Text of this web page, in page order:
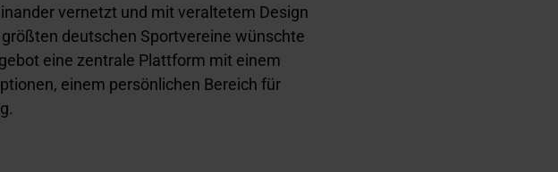
vernetzt und mit veraltetem Design
deutschen Sportvereine wünschte
eine zentrale Plattform mit einem
einem persönlichen Bereich für